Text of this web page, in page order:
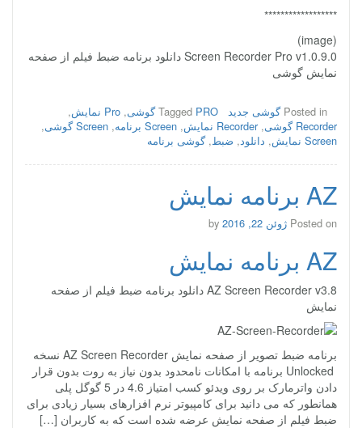
******************
(image)
Screen Recorder Pro v1.0.9.0 دانلود برنامه ضبط فیلم از صفحه
نمایش گوشی
Posted in گوشی جدید Tagged PRO گوشی , Pro نمایش
,
Recorder گوشی
,Recorder نمایش , Screen برنامه , Screen گوشی
,
Screen نمایش
, دانلود, ضبط,گوشی برنامه
AZ برنامه نمایش
Posted on ژوئن 22, 2016
AZ برنامه نمایش
AZ Screen Recorder v3.8 دانلود برنامه ضبط فیلم از صفحه
نمایش
برنامه ضبط تصویر از صفحه نمایش AZ Screen Recorder نسخه
Unlocked برنامه با امکانات نامحدود بدون نیاز به روت بدون قرار
دادن واترمارک بر روی ویدئو کسب امتیاز 4.6 در 5 گوگل پلی
همانطور که می دانید برای کامپیوتر نرم افزارهای بسیار زیادی برای
ضبط فیلم از صفحه نمایش عرضه شده است که به کاربران […]